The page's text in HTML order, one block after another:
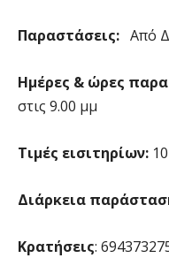
Παραστάσεις: Από
Ημέρες & ώρες
στις 9.00 μμ
Τιμές εισιτηρίων:
Διάρκεια
Κρατήσεις: